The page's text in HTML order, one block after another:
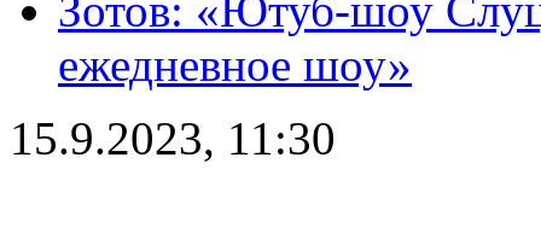
ежедневное шоу»
15.9.2023, 11:30